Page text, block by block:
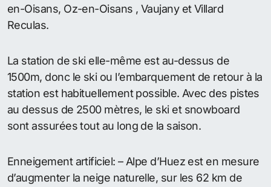
en-Oisans, Oz-en-Oisans , Vaujany et Villard
Reculas.
La station de ski elle-même est au-dessus de
1500m, donc le ski ou l’embarquement de retour à la
station est habituellement possible. Avec des pistes
au dessus de 2500 mètres, le ski et snowboard
sont assurées tout au long de la saison.
Enneigement artificiel: – Alpe d’Huez est en mesure
d’augmenter la neige naturelle, sur les 62 km de